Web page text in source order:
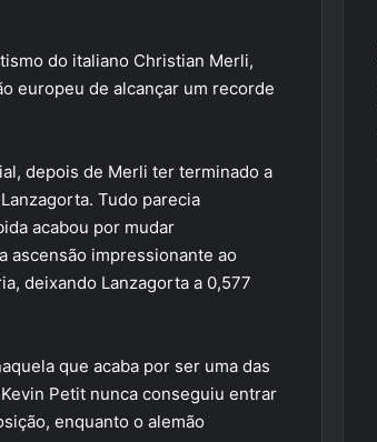
do italiano Christian Merli,
europeu de alcançar um recorde
depois de Merli ter terminado a
Tudo parecia
acabou por mudar
ascensão impressionante ao
deixando Lanzagorta a 0,577
que acaba por ser uma das
Petit nunca conseguiu entrar
enquanto o alemão